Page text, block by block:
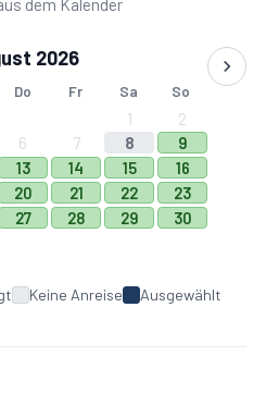
dem Kalender
2026
Do Fr Sa So
1
2
6 7 8
9
13 14 15
16
20 21 22
23
27 28 29
30
Keine Anreise Ausgewählt